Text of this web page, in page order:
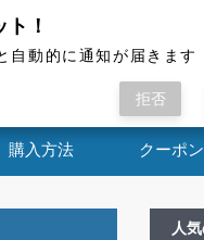
い
購入方法 クーポ
人
！
自動的に通知が届きます
拒否